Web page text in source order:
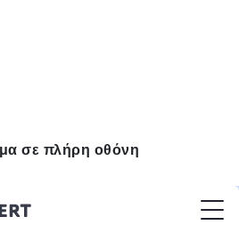
σε πλήρη οθόνη